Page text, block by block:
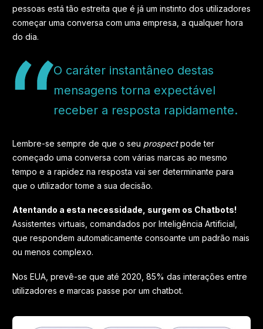
pessoas está tão estreita que é já um instinto dos utilizadores
começar uma conversa com uma empresa, a qualquer hora
do dia.
O caráter instantâneo destas
mensagens torna expectável
receber a resposta rapidamente.
Lembre-se sempre de que o seu prospectpode ter
começado uma conversa com várias marcas ao mesmo
tempo e a rapidez na resposta vai ser determinante para
que o utilizador tome a sua decisão.
Atentando a esta necessidade, surgem os Chatbots!
Assistentes virtuais, comandados por Inteligência Artificial,
que respondem automaticamente consoante um padrão mais
ou menos complexo.
Nos EUA, prevê-se que até 2020, 85% das interações entre
utilizadores e marcas passe por um chatbot.